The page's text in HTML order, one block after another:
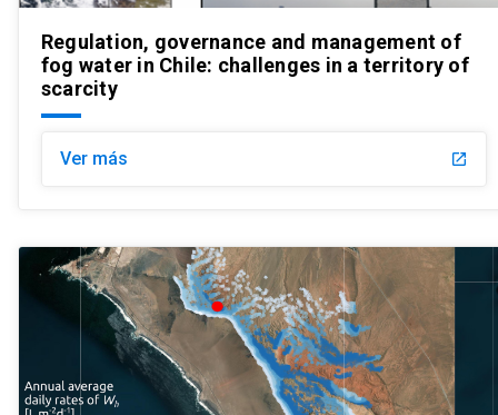
Regulation, governance and management of
fog water in Chile: challenges in a territory of
scarcity
Ver más launch